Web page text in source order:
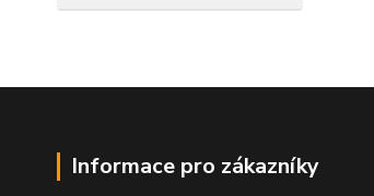
Informace pro zákazníky